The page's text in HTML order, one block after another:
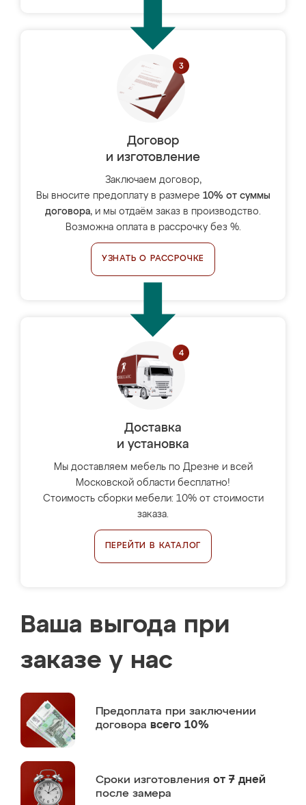
Договор
и изготовление
Заключаем договор,
Вы вносите предоплату в размере 10% от суммы
договора, и мы отдаём заказ в производство.
Возможна оплата в рассрочку без %.
УЗНАТЬ О РАССРОЧКЕ
Доставка
и установка
Мы доставляем мебель по Дрезне и всей
Московской области бесплатно!
Стоимость сборки мебели: 10% от стоимости
заказа.
ПЕРЕЙТИ В КАТАЛОГ
Ваша выгода при
заказе у нас
Предоплата при заключении
договора всего 10%
Сроки изготовления от 7 дней
после замера